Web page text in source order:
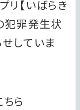
【いばらき
犯罪発生状
していま
ら